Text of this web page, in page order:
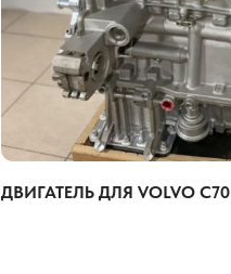
ДВИГАТЕЛЬ ДЛЯ VOLVO C70